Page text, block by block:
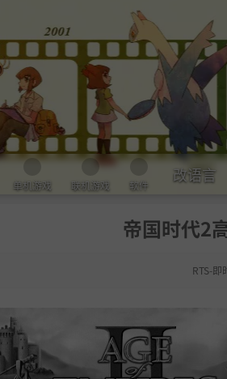
单机游戏 联机游戏 软件
改语言
帝国时代2
RTS-即